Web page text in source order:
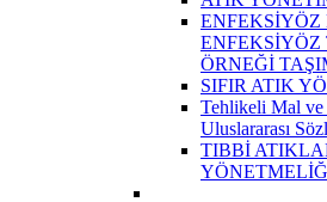
ÖRNEĞİ
SIFIR ATIK
Tehlikeli Mal ve
Uluslararası
TIBBİ